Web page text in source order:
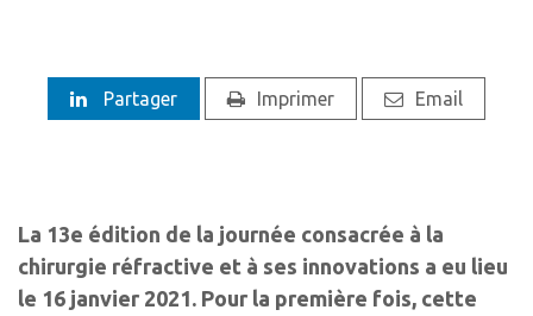
Partager Imprimer Email
La 13e édition de la journée consacrée à la
chirurgie réfractive et à ses innovations a eu lieu
le 16 janvier 2021. Pour la première fois, cette